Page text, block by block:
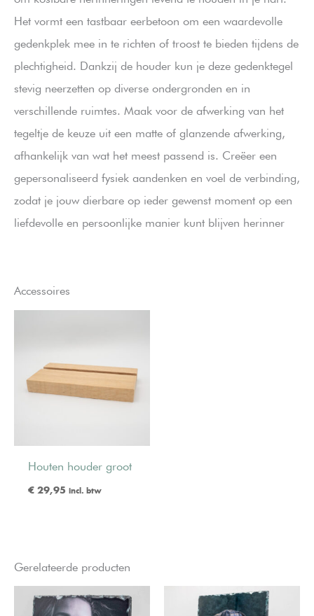
Het vormt een tastbaar eerbetoon om een waardevolle
gedenkplek mee in te richten of troost te bieden tijdens de
plechtigheid. Dankzij de houder kun je deze gedenktegel
stevig neerzetten op diverse ondergronden en in
verschillende ruimtes. Maak voor de afwerking van het
tegeltje de keuze uit een matte of glanzende afwerking,
afhankelijk van wat het meest passend is. Creëer een
gepersonaliseerd fysiek aandenken en voel de verbinding,
zodat je jouw dierbare op ieder gewenst moment op een
liefdevolle en persoonlijke manier kunt blijven herinner
Accessoires
Houten houder groot
€29,95 incl. btw
Gerelateerde producten